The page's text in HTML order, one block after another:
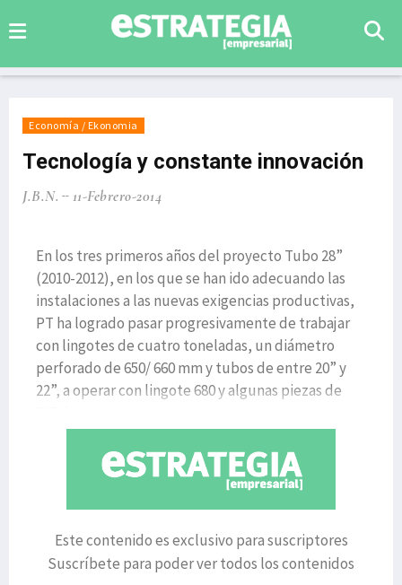
Economía / Ekonomia
Tecnología y constante innovación
J.B.N. 11-Febrero-2014
En los tres primeros años del proyecto Tubo 28”
(2010-2012), en los que se han ido adecuando las
instalaciones a las nuevas exigencias productivas,
PT ha logrado pasar progresivamente de trabajar
con lingotes de cuatro toneladas, un diámetro
perforado de 650/ 660 mm y tubos de entre 20” y
22”, a operar con lingote 680 y algunas piezas de
Este contenido es exclusivo para suscriptores
Suscríbete para poder ver todos los contenidos